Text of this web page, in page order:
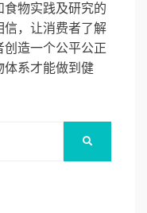
物实践及研究的
信，让消费者了解
造一个公平公正
体系才能做到健